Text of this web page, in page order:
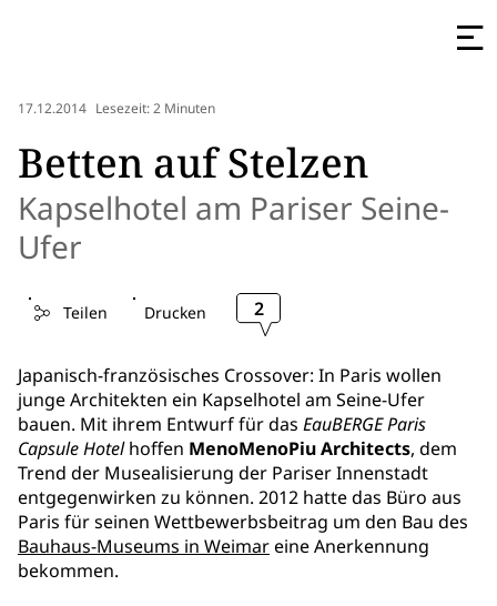
17.12.2014 Lesezeit: 2 Minuten
Betten auf Stelzen
Kapselhotel am Pariser Seine-
Ufer
Teilen Drucken 2
Japanisch-französisches Crossover: In Paris wollen
junge Architekten ein Kapselhotel am Seine-Ufer
bauen. Mit ihrem Entwurf für das EauBERGE Paris
Capsule Hotelhoffen MenoMenoPiu Architects, dem
Trend der Musealisierung der Pariser Innenstadt
entgegenwirken zu können. 2012 hatte das Büro aus
Paris für seinen Wettbewerbsbeitrag um den Bau des
Bauhaus-Museums in Weimareine Anerkennung
bekommen.